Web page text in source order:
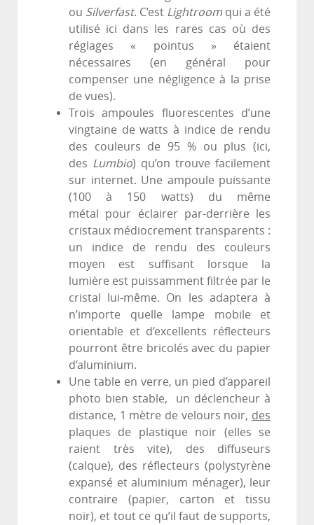
ou Silverfast. C’est Lightroom qui a été
utilisé ici dans les rares cas où des
réglages « pointus » étaient
nécessaires (en général pour
compenser une négligence à la prise
de vues).
Trois ampoules fluorescentes d’une
vingtaine de watts à indice de rendu
des couleurs de 95 % ou plus (ici,
des Lumbio) qu’on trouve facilement
sur internet. Une ampoule puissante
(100 à 150 watts) du même
métal pour éclairer par-derrière les
cristaux médiocrement transparents :
un indice de rendu des couleurs
moyen est suffisant lorsque la
lumière est puissamment filtrée par le
cristal lui-même. On les adaptera à
n’importe quelle lampe mobile et
orientable et d’excellents réflecteurs
pourront être bricolés avec du papier
d’aluminium.
Une table en verre, un pied d’appareil
photo bien stable, un déclencheur à
distance, 1 mètre de velours noir, des
plaques de plastique noir (elles se
raient très vite), des diffuseurs
(calque), des réflecteurs (polystyrène
expansé et aluminium ménager), leur
contraire (papier, carton et tissu
noir), et tout ce qu’il faut de supports,